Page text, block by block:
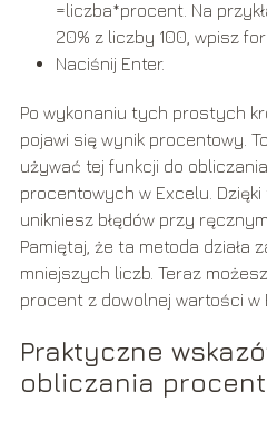
=liczba*procent. Na
20% z liczby 100, wpisz
Naciśnij Enter.
Po wykonaniu tych prostych
pojawi się wynik procentowy.
używać tej funkcji do
procentowych w Excelu.
unikniesz błędów przy
Pamiętaj, że ta metoda działa
mniejszych liczb. Teraz
procent z dowolnej wartości w
Praktyczne
obliczania